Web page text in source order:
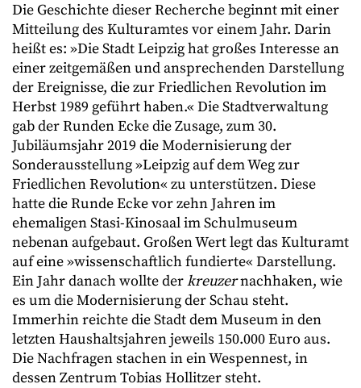
Die Geschichte dieser Recherche beginnt mit einer
Mitteilung des Kulturamtes vor einem Jahr. Darin
heißt es: »Die Stadt Leipzig hat großes Interesse an
einer zeitgemäßen und ansprechenden Darstellung
der Ereignisse, die zur Friedlichen Revolution im
Herbst 1989 geführt haben.« Die Stadtverwaltung
gab der Runden Ecke die Zusage, zum 30.
Jubiläumsjahr 2019 die Modernisierung der
Sonderausstellung »Leipzig auf dem Weg zur
Friedlichen Revolution« zu unterstützen. Diese
hatte die Runde Ecke vor zehn Jahren im
ehemaligen Stasi-Kinosaal im Schulmuseum
nebenan aufgebaut. Großen Wert legt das Kulturamt
auf eine »wissenschaftlich fundierte« Darstellung.
Ein Jahr danach wollte derkreuzernachhaken, wie
es um die Modernisierung der Schau steht.
Immerhin reichte die Stadt dem Museum in den
letzten Haushaltsjahren jeweils 150.000 Euro aus.
Die Nachfragen stachen in ein Wespennest, in
dessen Zentrum Tobias Hollitzer steht.